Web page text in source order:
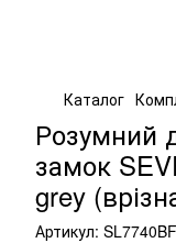
Каталог
Розумний
замок
grey
Артикул: